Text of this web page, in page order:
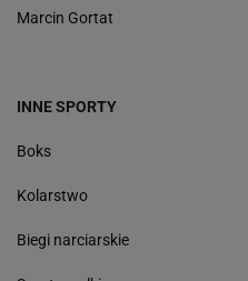
Marcin Gortat
INNE SPORTY
Boks
Kolarstwo
Biegi narciarskie